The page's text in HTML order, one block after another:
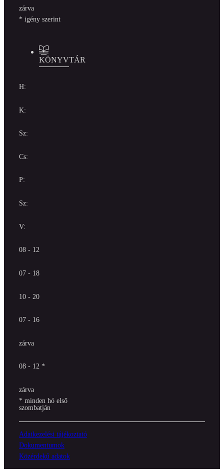
zárva
* igény szerint
KÖNYVTÁR
H:
K:
Sz:
Cs:
P:
Sz:
V:
08 - 12
07 - 18
10 - 20
07 - 16
zárva
08 - 12 *
zárva
* minden hó első
szombatján
Adatkezelési tájékoztató
Dokumentumok
Közérdekű adatok